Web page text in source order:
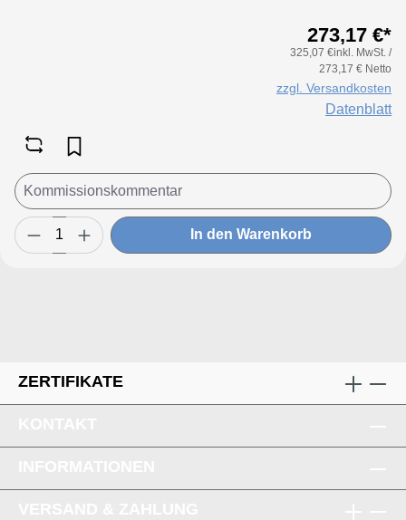
Griffschutz: pulverbeschichtet273,17 €*
325,07 €inkl. MwSt. /
273,17 € Netto
zzgl. Versandkosten
Datenblatt
In den Warenkorb
ZERTIFIKATE